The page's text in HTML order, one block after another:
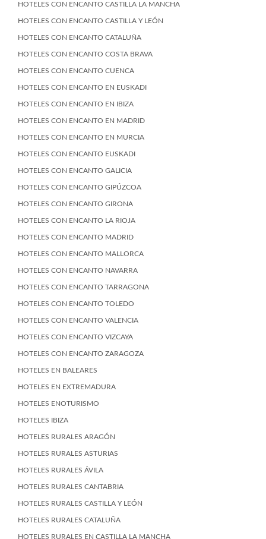
HOTELES CON ENCANTO CASTILLA LA MANCHA
HOTELES CON ENCANTO CASTILLA Y LEÓN
HOTELES CON ENCANTO CATALUÑA
HOTELES CON ENCANTO COSTA BRAVA
HOTELES CON ENCANTO CUENCA
HOTELES CON ENCANTO EN EUSKADI
HOTELES CON ENCANTO EN IBIZA
HOTELES CON ENCANTO EN MADRID
HOTELES CON ENCANTO EN MURCIA
HOTELES CON ENCANTO EUSKADI
HOTELES CON ENCANTO GALICIA
HOTELES CON ENCANTO GIPÚZCOA
HOTELES CON ENCANTO GIRONA
HOTELES CON ENCANTO LA RIOJA
HOTELES CON ENCANTO MADRID
HOTELES CON ENCANTO MALLORCA
HOTELES CON ENCANTO NAVARRA
HOTELES CON ENCANTO TARRAGONA
HOTELES CON ENCANTO TOLEDO
HOTELES CON ENCANTO VALENCIA
HOTELES CON ENCANTO VIZCAYA
HOTELES CON ENCANTO ZARAGOZA
HOTELES EN BALEARES
HOTELES EN EXTREMADURA
HOTELES ENOTURISMO
HOTELES IBIZA
HOTELES RURALES ARAGÓN
HOTELES RURALES ASTURIAS
HOTELES RURALES ÁVILA
HOTELES RURALES CANTABRIA
HOTELES RURALES CASTILLA Y LEÓN
HOTELES RURALES CATALUÑA
HOTELES RURALES EN CASTILLA LA MANCHA